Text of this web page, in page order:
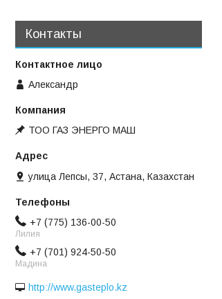
Контакты
Александр
ТОО ГАЗ ЭНЕРГО МАШ
улица Лепсы, 37, Астана, Казахстан
+7 (775) 136-00-50
Лилия
+7 (701) 924-50-50
Мадина
http://www.gasteplo.kz